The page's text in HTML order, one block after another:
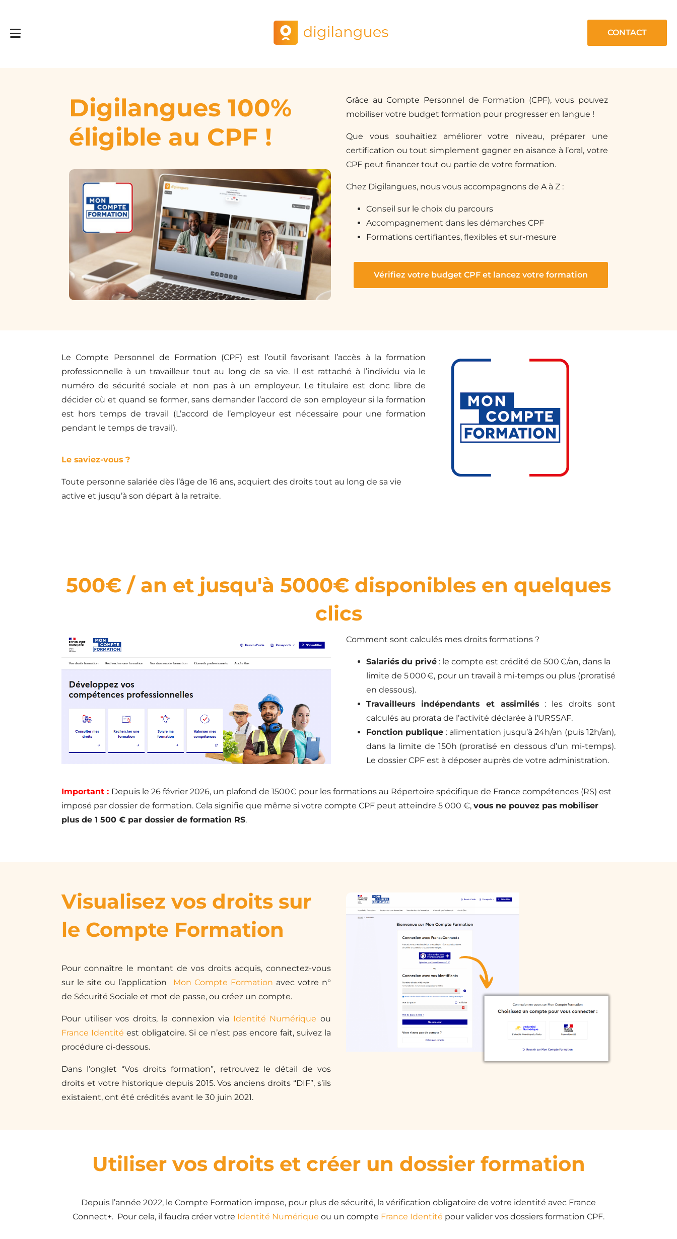
CONTACT
Digilangues 100%
éligible au CPF !
Grâce au Compte Personnel de Formation (CPF), vous pouvez
mobiliser votre budget formation pour progresser en langue !
Que vous souhaitiez améliorer votre niveau, préparer une
certification ou tout simplement gagner en aisance à l’oral, votre
CPF peut financer tout ou partie de votre formation.
Chez Digilangues, nous vous accompagnons de A à Z :
Conseil sur le choix du parcours
Accompagnement dans les démarches CPF
Formations certifiantes, flexibles et sur-mesure
Vérifiez votre budget CPF et lancez votre formation
Le Compte Personnel de Formation (CPF) est l’outil favorisant l’accès à la formation
professionnelle à un travailleur tout au long de sa vie. Il est rattaché à l’individu via le
numéro de sécurité sociale et non pas à un employeur. Le titulaire est donc libre de
décider où et quand se former, sans demander l’accord de son employeur si la formation
est hors temps de travail (L’accord de l’employeur est nécessaire pour une formation
pendant le temps de travail).
Le saviez-vous ?
Toute personne salariée dès l’âge de 16 ans, acquiert des droits tout au long de sa vie
active et jusqu’à son départ à la retraite.
500€ / an et jusqu'à 5000€ disponibles en quelques
clics
Comment sont calculés mes droits formations ?
Salariés du privé : le compte est crédité de 500 €/an, dans la
limite de 5 000 €, pour un travail à mi-temps ou plus (proratisé
en dessous).
Travailleurs indépendants et assimilés: les droits sont
calculés au prorata de l’activité déclarée à l’URSSAF.
Fonction publique : alimentation jusqu’à 24h/an (puis 12h/an),
dans la limite de 150h (proratisé en dessous d’un mi-temps).
Le dossier CPF est à déposer auprès de votre administration.
Important : Depuis le 26 février 2026, un plafond de 1500€ pour les formations au Répertoire spécifique de France compétences (RS) est
imposé par dossier de formation. Cela signifie que même si votre compte CPF peut atteindre 5 000 €, vous ne pouvez pas mobiliser
plus de 1 500 € par dossier de formation RS.
Visualisez vos droits sur
le Compte Formation
Pour connaître le montant de vos droits acquis, connectez-vous
sur le site ou l’application Mon Compte Formation avec votre n°
de Sécurité Sociale et mot de passe, ou créez un compte.
Pour utiliser vos droits, la connexion via Identité Numérique ou
France Identité est obligatoire. Si ce n’est pas encore fait, suivez la
procédure ci-dessous.
Dans l’onglet “Vos droits formation”, retrouvez le détail de vos
droits et votre historique depuis 2015. Vos anciens droits “DIF”, s’ils
existaient, ont été crédités avant le 30 juin 2021.
Utiliser vos droits et créer un dossier formation
Depuis l’année 2022, le Compte Formation impose, pour plus de sécurité, la vérification obligatoire de votre identité avec France
Connect+. Pour cela, il faudra créer votre Identité Numérique ou un compte France Identité pour valider vos dossiers formation CPF.